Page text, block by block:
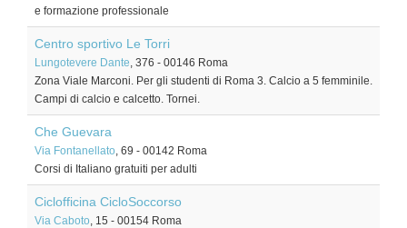
e formazione professionale
Centro sportivo Le Torri
Lungotevere Dante, 376 - 00146 Roma
Zona Viale Marconi. Per gli studenti di Roma 3. Calcio a 5 femminile.
Campi di calcio e calcetto. Tornei.
Che Guevara
Via Fontanellato, 69 - 00142 Roma
Corsi di Italiano gratuiti per adulti
Ciclofficina CicloSoccorso
Via Caboto, 15 - 00154 Roma